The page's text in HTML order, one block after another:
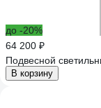
до -20%
64 200 ₽
Подвесной
В корзину